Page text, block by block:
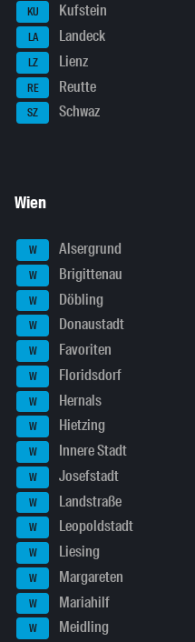
KU Kufstein
LA Landeck
LZ Lienz
RE Reutte
SZ Schwaz
Wien
W Alsergrund
W Brigittenau
W Döbling
W Donaustadt
W Favoriten
W Floridsdorf
W Hernals
W Hietzing
W Innere Stadt
W Josefstadt
W Landstraße
W Leopoldstadt
W Liesing
W Margareten
W Mariahilf
W Meidling